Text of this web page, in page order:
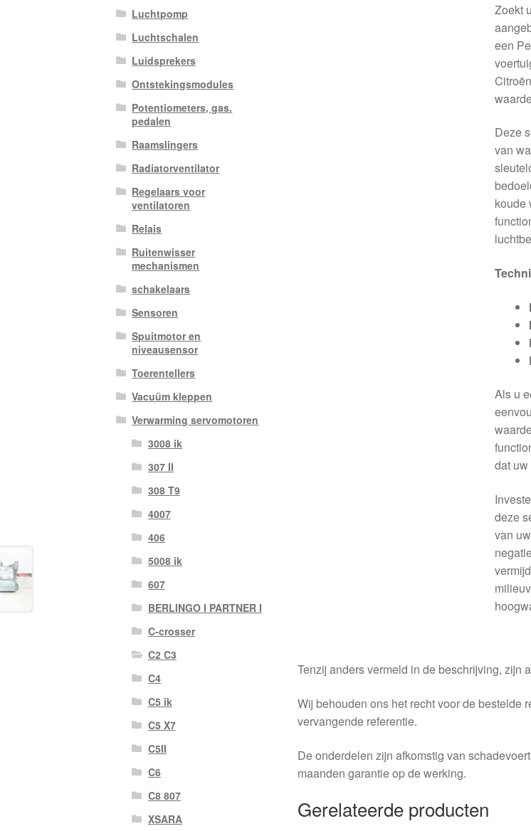
Zoekt
een
Deze
van
koude
Als u
dat
deze
van
Tenzij anders vermeld in de beschrijving, zijn
Wij behouden ons het recht voor de bestelde
vervangende referentie.
De onderdelen zijn afkomstig van
maanden garantie op de werking.
Gerelateerde producten
Luchtpomp
Luchtschalen
Luidsprekers
Ontstekingsmodules
Potentiometers, gas.
pedalen
Raamslingers
Radiatorventilator
Regelaars voor
ventilatoren
Relais
Ruitenwisser
mechanismen
schakelaars
Sensoren
Spuitmotor en
niveausensor
Toerentellers
Vacuüm kleppen
Verwarming servomotoren
3008 ik
307 II
308 T9
4007
406
5008 ik
607
BERLINGO I PARTNER I
C-crosser
C2 C3
C4
C5 ik
C5 X7
C5II
C6
C8 807
XSARA